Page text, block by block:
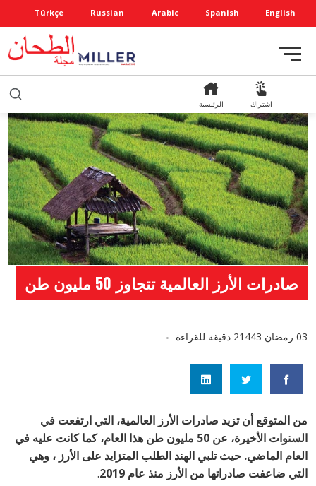
English
Spanish
Arabic
Russian
Türkçe
اشتراك الرئيسية
صادرات الأرز العالمية تتجاوز 50 مليون طن
03 رمضان 1443 2 دقيقة للقراءة
من المتوقع أن تزيد صادرات الأرز العالمية، التي ارتفعت في
السنوات الأخيرة، عن 50 مليون طن هذا العام، كما كانت عليه في
العام الماضي. حيث تلبي الهند الطلب المتزايد على الأرز ، وهي
التي ضاعفت صادراتها من الأرز منذ عام 2019
.